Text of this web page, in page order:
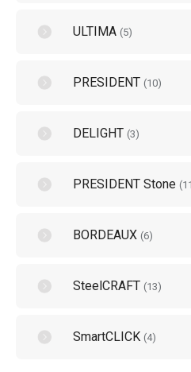
ULTIMA (5)
PRESIDENT (10)
DELIGHT (3)
PRESIDENT Stone (11
BORDEAUX (6)
SteelCRAFT (13)
SmartCLICK (4)